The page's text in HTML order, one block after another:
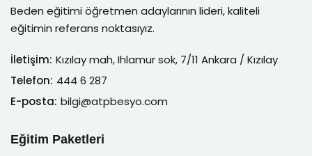
Beden eğitimi öğretmen adaylarının lideri, kaliteli
eğitimin referans noktasıyız.
İletişim: Kızılay mah, Ihlamur sok, 7/11 Ankara / Kızılay
Telefon: 444 6 287
E-posta: bilgi@atpbesyo.com
Eğitim Paketleri